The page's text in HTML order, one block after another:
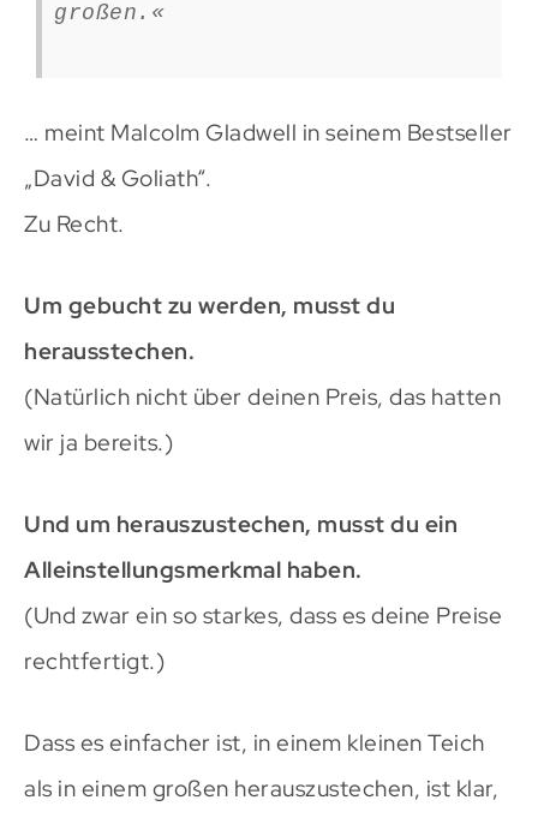
großen.«
… meint Malcolm Gladwell in seinem Bestseller
„David & Goliath“.
Zu Recht.
Um gebucht zu werden, musst du
herausstechen.
(Natürlich nicht über deinen Preis, das hatten
wir ja bereits.)
Und um herauszustechen, musst du ein
Alleinstellungsmerkmal haben.
(Und zwar ein so starkes, dass es deine Preise
rechtfertigt.)
Dass es einfacher ist, in einem kleinen Teich
als in einem großen herauszustechen, ist klar,